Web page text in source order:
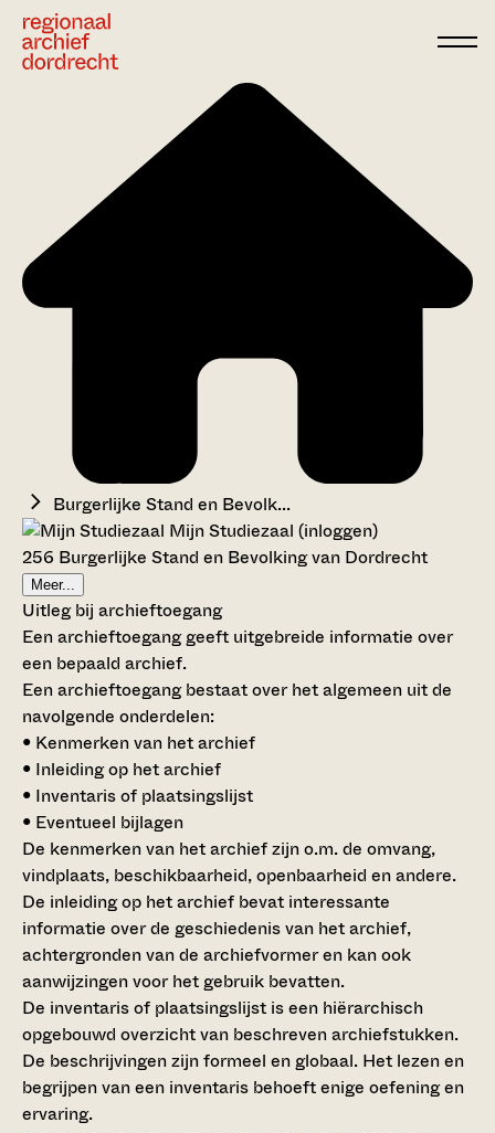
Burgerlijke Stand en Bevolk...
Mijn Studiezaal (inloggen)
256 Burgerlijke Stand en Bevolking van Dordrecht
Meer...
Uitleg bij archieftoegang
Een archieftoegang geeft uitgebreide informatie over
een bepaald archief.
Een archieftoegang bestaat over het algemeen uit de
navolgende onderdelen:
• Kenmerken van het archief
• Inleiding op het archief
• Inventaris of plaatsingslijst
• Eventueel bijlagen
De kenmerken van het archief zijn o.m. de omvang,
vindplaats, beschikbaarheid, openbaarheid en andere.
De inleiding op het archief bevat interessante
informatie over de geschiedenis van het archief,
achtergronden van de archiefvormer en kan ook
aanwijzingen voor het gebruik bevatten.
De inventaris of plaatsingslijst is een hiërarchisch
opgebouwd overzicht van beschreven archiefstukken.
De beschrijvingen zijn formeel en globaal. Het lezen en
begrijpen van een inventaris behoeft enige oefening en
ervaring.